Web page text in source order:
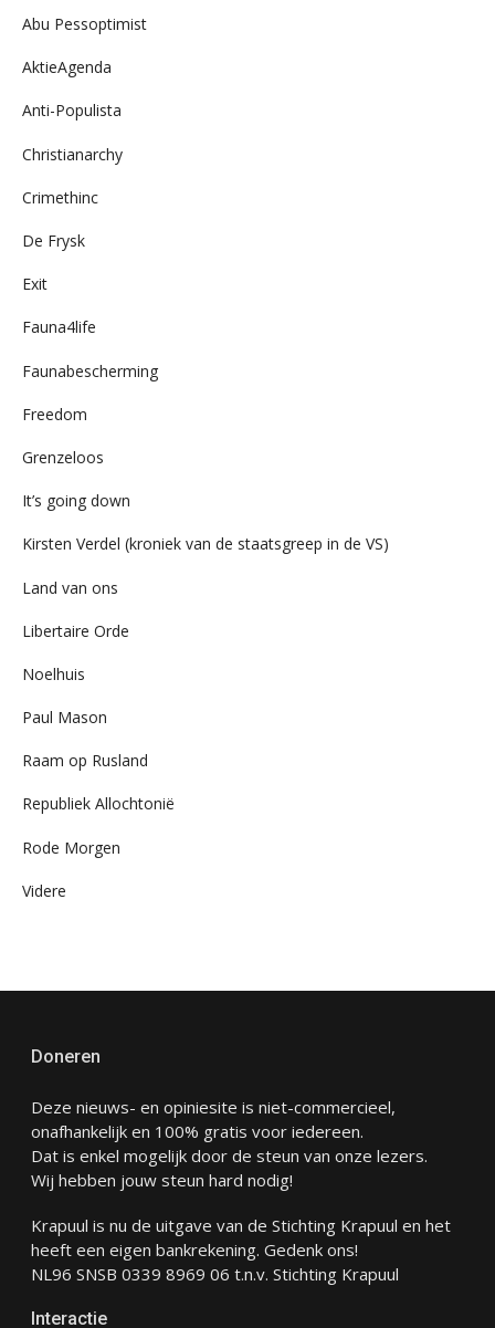
Abu Pessoptimist
AktieAgenda
Anti-Populista
Christianarchy
Crimethinc
De Frysk
Exit
Fauna4life
Faunabescherming
Freedom
Grenzeloos
It’s going down
Kirsten Verdel (kroniek van de staatsgreep in de VS)
Land van ons
Libertaire Orde
Noelhuis
Paul Mason
Raam op Rusland
Republiek Allochtonië
Rode Morgen
Videre
Doneren
Deze nieuws- en opiniesite is niet-commercieel,
onafhankelijk en 100% gratis voor iedereen.
Dat is enkel mogelijk door de steun van onze lezers.
Wij hebben jouw steun hard nodig!
Krapuul is nu de uitgave van de Stichting Krapuul en het
heeft een eigen bankrekening. Gedenk ons!
NL96 SNSB 0339 8969 06 t.n.v. Stichting Krapuul
Interactie